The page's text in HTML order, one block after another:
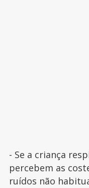
- Se a criança
percebem as
ruídos não